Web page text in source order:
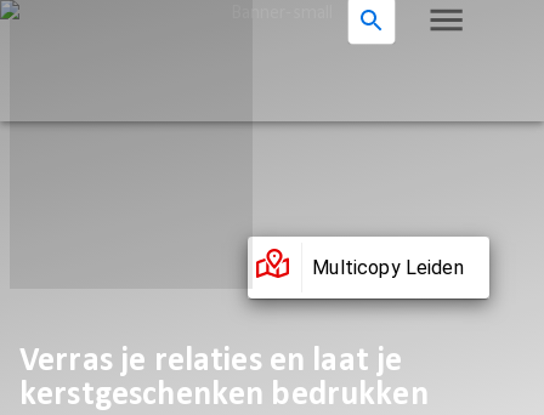
Multicopy Leiden
Verras je relaties en laat je
kerstgeschenken bedrukken